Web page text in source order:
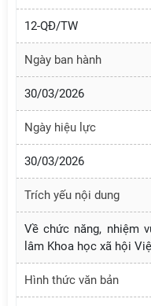
12-QĐ/TW
Ngày ban hành
30/03/2026
Ngày hiệu lực
30/03/2026
Trích yếu nội dung
Về chức năng, nhiệm
lâm Khoa học xã hội
Hình thức văn bản